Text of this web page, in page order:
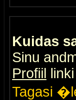
Kuidas
Sinu
Profiil
Tagasi